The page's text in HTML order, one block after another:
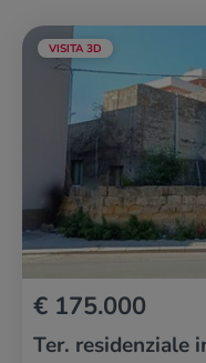
VISITA 3D
€ 175.000
Ter. residenziale